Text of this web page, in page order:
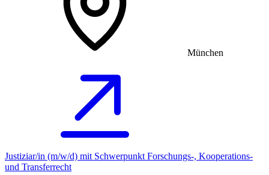
München
Justiziar/in (m/w/d) mit Schwerpunkt Forschungs-, Kooperations-
und Transferrecht